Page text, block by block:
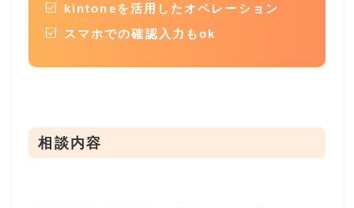
kintoneを活用したオペレーション
スマホでの確認入力もok
相談内容